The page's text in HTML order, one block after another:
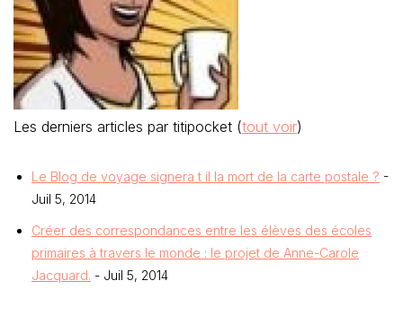
Les derniers articles par titipocket (tout voir)
Le Blog de voyage signera t il la mort de la carte postale ? -
Juil 5, 2014
Créer des correspondances entre les élèves des écoles
primaires à travers le monde : le projet de Anne-Carole
Jacquard. - Juil 5, 2014